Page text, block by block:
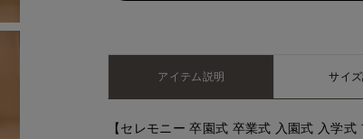
アイテム説明 サイ
【セレモニー 卒園式 卒業式 入園式 入学式